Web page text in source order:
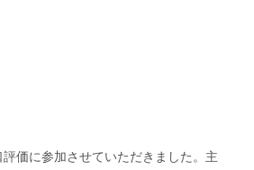
価に参加させていただきました。主